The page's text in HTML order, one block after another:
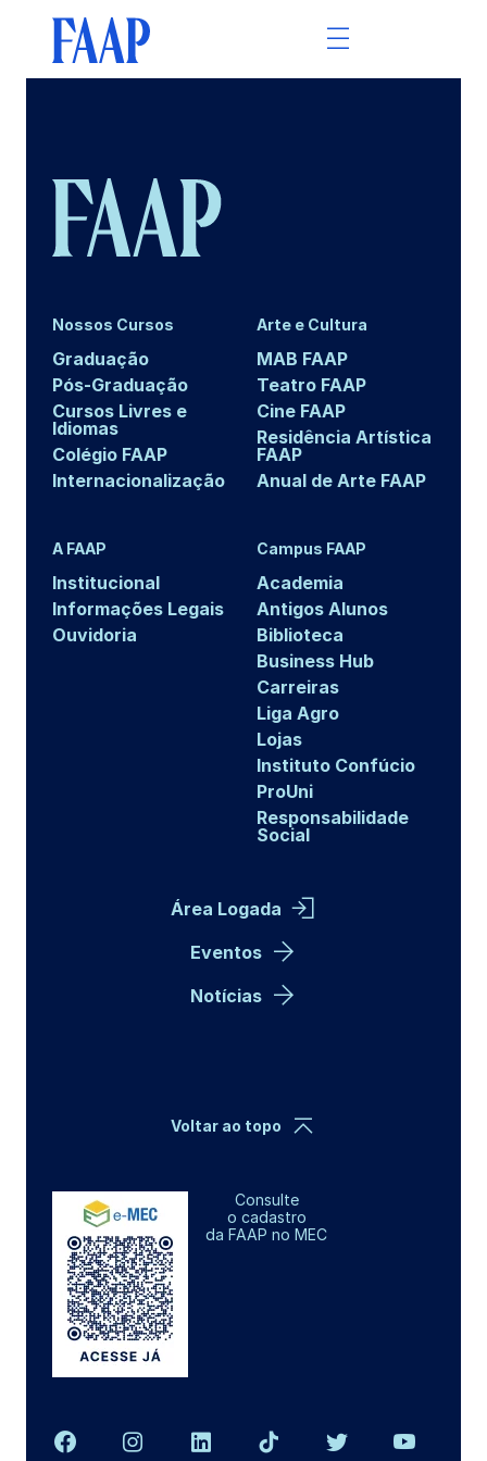
Nossos Cursos
Graduação
Pós-Graduação
Cursos Livres e
Idiomas
Colégio FAAP
Internacionalização
Arte e Cultura
MAB FAAP
Teatro FAAP
Cine FAAP
Residência Artística
FAAP
Anual de Arte FAAP
A FAAP
Institucional
Informações Legais
Ouvidoria
Campus FAAP
Academia
Antigos Alunos
Biblioteca
Business Hub
Carreiras
Liga Agro
Lojas
Instituto Confúcio
ProUni
Responsabilidade
Social
Área Logada
Eventos
Notícias
Consulte
o cadastro
da FAAP no MEC
Voltar ao topo